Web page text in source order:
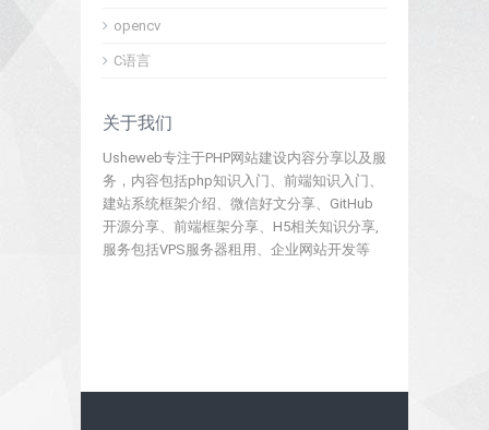
opencv
C语言
关于我们
Usheweb专注于PHP网站建设内容分享以及服
务，内容包括php知识入门、前端知识入门、
建站系统框架介绍、微信好文分享、GitHub
开源分享、前端框架分享、H5相关知识分享,
服务包括VPS服务器租用、企业网站开发等